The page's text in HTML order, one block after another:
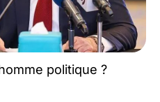
politique ?